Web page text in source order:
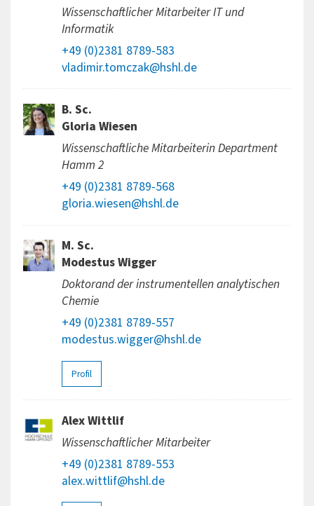
Wissenschaftlicher Mitarbeiter IT und
Informatik
+49 (0)2381 8789-583
vladimir.tomczak@hshl.de
B. Sc.
Gloria Wiesen
Wissenschaftliche Mitarbeiterin Department
Hamm 2
+49 (0)2381 8789-568
gloria.wiesen@hshl.de
M. Sc.
Modestus Wigger
Doktorand der instrumentellen analytischen
Chemie
+49 (0)2381 8789-557
modestus.wigger@hshl.de
Profil
Alex Wittlif
Wissenschaftlicher Mitarbeiter
+49 (0)2381 8789-553
alex.wittlif@hshl.de